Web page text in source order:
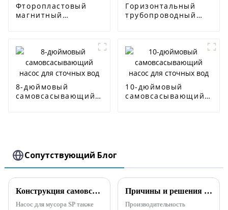
Фторопластовый
магнитный
Горизонтальный
трубопроводный
8-дюймовый
самовсасывающий
10-дюймовый
самовсасывающий
Сопутствующий Блог
Конструкция самовсасывающего насоса для сточных вод SP, не засоряющегося
Насос для мусора SP также
Причины и решения длительного времени самовсасывания самовсасывающих насосов
Производительность